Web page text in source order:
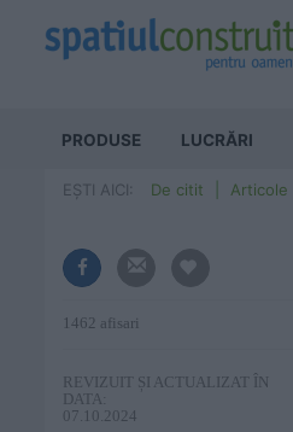
PRODUSE LUCRĂRI
EȘTI AICI: De citit Articole
1462 afisari
REVIZUIT ȘI ACTUALIZAT ÎN
DATA:
07.10.2024